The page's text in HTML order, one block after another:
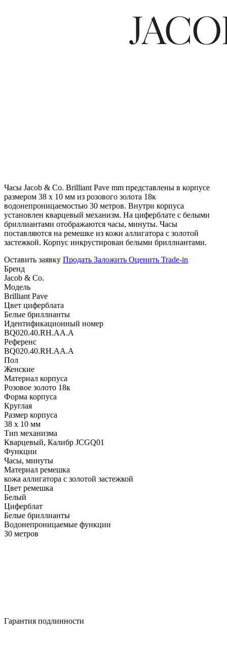
Часы Jacob & Co. Brilliant Pave mm представлены в корпусе
размером 38 х 10 мм из розового золота 18к
водонепроницаемостью 30 метров. Внутри корпуса
установлен кварцевый механизм. На циферблате с белыми
бриллиантами отображаются часы, минуты. Часы
поставляются на ремешке из кожи аллигатора с золотой
застежкой. Корпус инкрустирован белыми бриллиантами.
Оставить заявку Продать Заложить Оценить Trade-in
Бренд
Jacob & Co.
Модель
Brilliant Pave
Цвет циферблата
Белые бриллианты
Идентификационный номер
BQ020.40.RH.AA.A
Референс
BQ020.40.RH.AA.A
Пол
Женские
Материал корпуса
Розовое золото 18к
Форма корпуса
Круглая
Размер корпуса
38 х 10 мм
Тип механизма
Кварцевый, Калибр JCGQ01
Функции
Часы, минуты
Материал ремешка
кожа аллигатора с золотой застежкой
Цвет ремешка
Белый
Циферблат
Белые бриллианты
Водонепроницаемые функции
30 метров
Гарантия подлинности